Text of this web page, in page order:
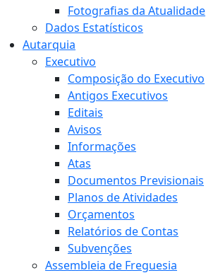
Fotografias da Atualidade
Dados Estatísticos
Autarquia
Executivo
Composição do Executivo
Antigos Executivos
Editais
Avisos
Informações
Atas
Documentos Previsionais
Planos de Atividades
Orçamentos
Relatórios de Contas
Subvenções
Assembleia de Freguesia